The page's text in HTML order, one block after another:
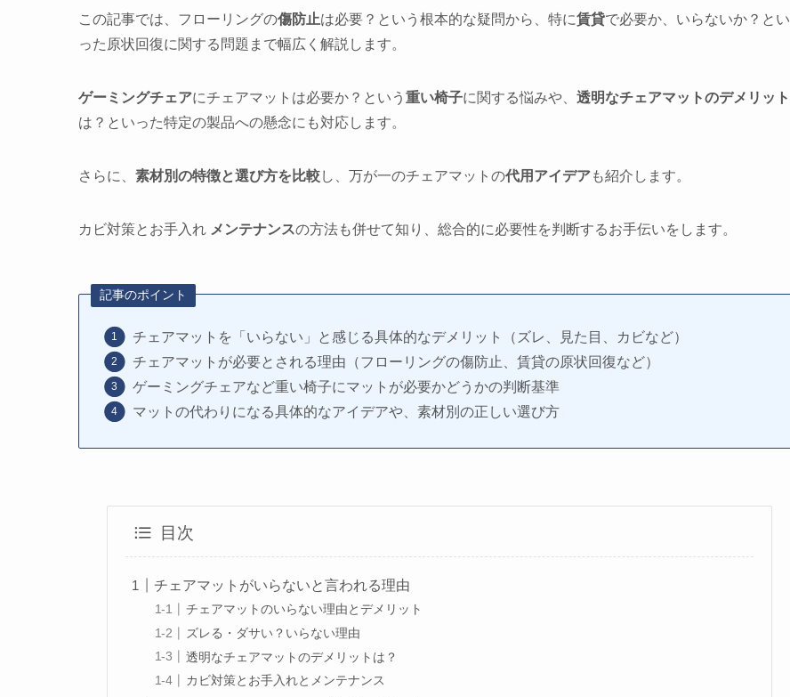
この記事では、フローリングの傷防止は必要？という根本的な疑問から、特に賃貸で必要か、いらないか？とい
った原状回復に関する問題まで幅広く解説します。
ゲーミングチェアにチェアマットは必要か？という 重い椅子に関する悩みや、 透明なチェアマットのデメリット
は？といった特定の製品への懸念にも対応します。
さらに、 素材別の特徴と選び方を比較し、万が一のチェアマットの代用アイデアも紹介します。
カビ対策とお手入れ メンテナンスの方法も併せて知り、総合的に必要性を判断するお手伝いをします。
記事のポイント
チェアマットを「いらない」と感じる具体的なデメリット（ズレ、見た目、カビなど）
チェアマットが必要とされる理由（フローリングの傷防止、賃貸の原状回復など）
ゲーミングチェアなど重い椅子にマットが必要かどうかの判断基準
マットの代わりになる具体的なアイデアや、素材別の正しい選び方
目次
チェアマットがいらないと言われる理由
チェアマットのいらない理由とデメリット
ズレる・ダサい？いらない理由
透明なチェアマットのデメリットは？
カビ対策とお手入れとメンテナンス